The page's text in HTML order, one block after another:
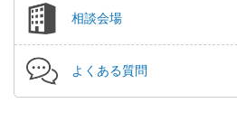
相談会場
よくある質問